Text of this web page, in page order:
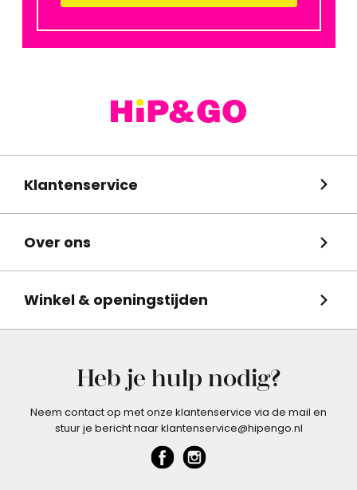
Klantenservice
Over ons
Winkel & openingstijden
Heb je hulp nodig?
Neem contact op met onze klantenservice via de mail en
stuur je bericht naar klantenservice@hipengo.nl